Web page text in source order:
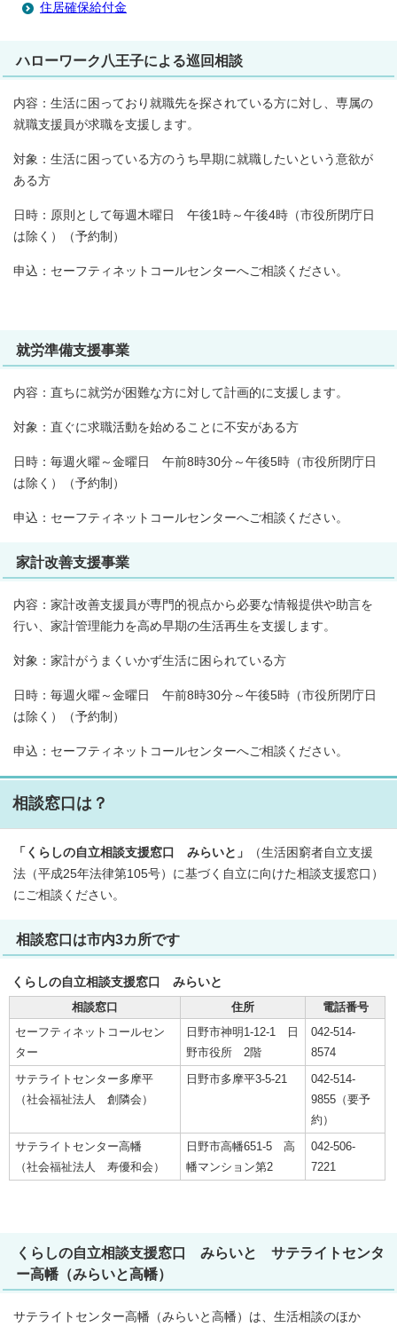
住居確保給付金
ハローワーク八王子による巡回相談
内容：生活に困っており就職先を探されている方に対し、専属の
就職支援員が求職を支援します。
対象：生活に困っている方のうち早期に就職したいという意欲が
ある方
日時：原則として毎週木曜日 午後1時～午後4時（市役所閉庁日
は除く）（予約制）
申込：セーフティネットコールセンターへご相談ください。
就労準備支援事業
内容：直ちに就労が困難な方に対して計画的に支援します。
対象：直ぐに求職活動を始めることに不安がある方
日時：毎週火曜～金曜日 午前8時30分～午後5時（市役所閉庁日
は除く）（予約制）
申込：セーフティネットコールセンターへご相談ください。
家計改善支援事業
内容：家計改善支援員が専門的視点から必要な情報提供や助言を
行い、家計管理能力を高め早期の生活再生を支援します。
対象：家計がうまくいかず生活に困られている方
日時：毎週火曜～金曜日 午前8時30分～午後5時（市役所閉庁日
は除く）（予約制）
申込：セーフティネットコールセンターへご相談ください。
相談窓口は？
「くらしの自立相談支援窓口 みらいと」
（生活困窮者自立支援
法（平成25年法律第105号）に基づく自立に向けた相談支援窓口）
にご相談ください。
相談窓口は市内3カ所です
くらしの自立相談支援窓口 みらいと
相談窓口
住所
電話番号
セーフティネットコールセン
ター
日野市神明1-12-1 日
野市役所 2階
042-514-
8574
サテライトセンター多摩平
（社会福祉法人 創隣会）
日野市多摩平3-5-21
042-514-
9855（要予
約）
サテライトセンター高幡
（社会福祉法人 寿優和会）
日野市高幡651-5 高
幡マンション第2
042-506-
7221
くらしの自立相談支援窓口 みらいと サテライトセンタ
ー高幡（みらいと高幡）
サテライトセンター高幡（みらいと高幡）は、生活相談のほか